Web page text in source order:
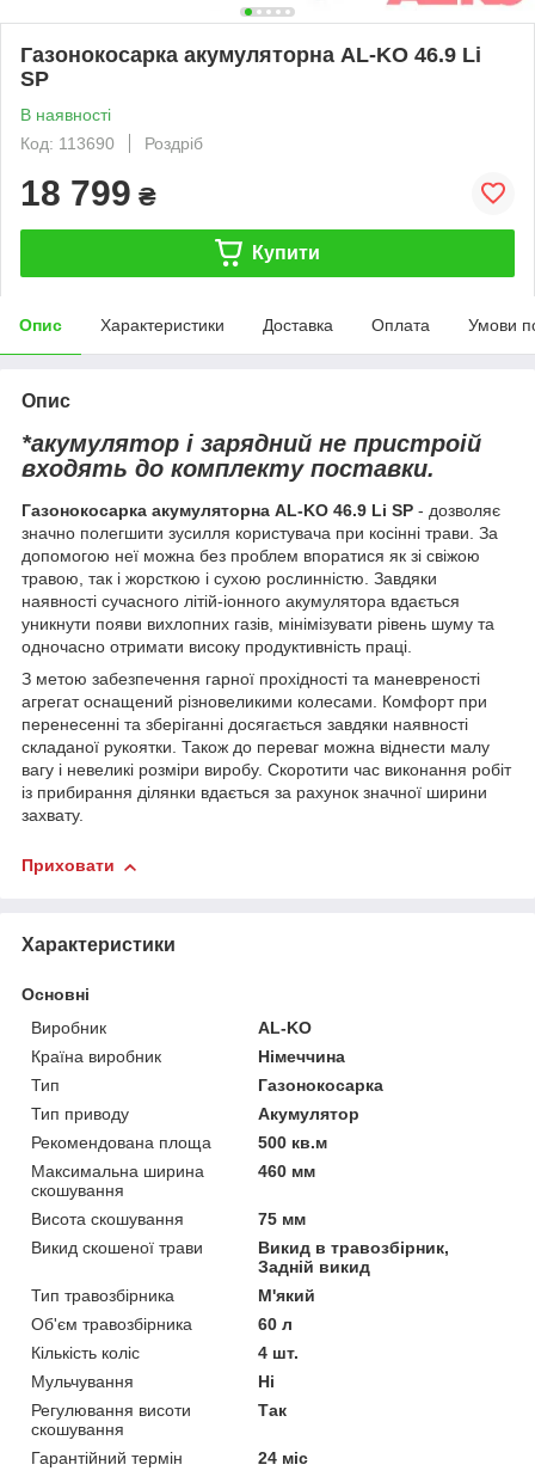
Газонокосарка акумуляторна AL-KO 46.9 Li
SP
В наявності
Код: 113690
Роздріб
18 799 ₴
Купити
Опис Характеристики Доставка Оплата Умови
Опис
*акумулятор і зарядний не пристроій
входять до комплекту поставки.
Газонокосарка акумуляторна AL-KO 46.9 Li SP - дозволяє
значно полегшити зусилля користувача при косінні трави. За
допомогою неї можна без проблем впоратися як зі свіжою
травою, так і жорсткою і сухою рослинністю. Завдяки
наявності сучасного літій-іонного акумулятора вдається
уникнути появи вихлопних газів, мінімізувати рівень шуму та
одночасно отримати високу продуктивність праці.
З метою забезпечення гарної прохідності та маневреності
агрегат оснащений різновеликими колесами. Комфорт при
перенесенні та зберіганні досягається завдяки наявності
складаної рукоятки. Також до переваг можна віднести малу
вагу і невеликі розміри виробу. Скоротити час виконання робіт
із прибирання ділянки вдається за рахунок значної ширини
захвату.
Приховати
Характеристики
Основні
Виробник
AL-KO
Країна виробник
Німеччина
Тип
Газонокосарка
Тип приводу
Акумулятор
Рекомендована площа
500 кв.м
Максимальна ширина
скошування
460 мм
Висота скошування
75 мм
Викид скошеної трави
Викид в травозбірник,
Задній викид
Тип травозбірника
М'який
Об'єм травозбірника
60 л
Кількість коліс
4 шт.
Мульчування
Ні
Регулювання висоти
скошування
Так
Гарантійний термін
24 міс